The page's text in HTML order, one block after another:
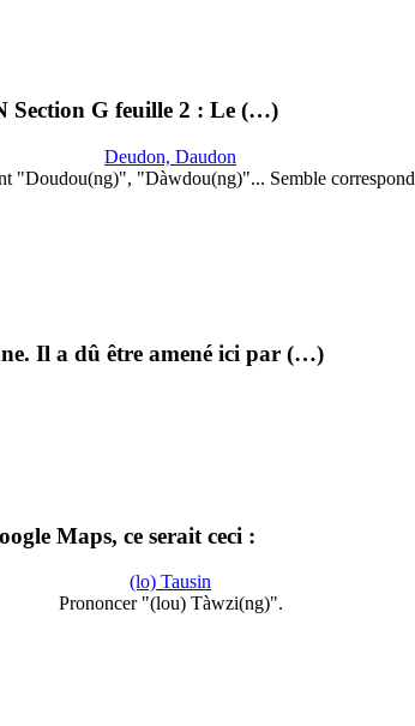
Section G feuille 2 : Le (…)
Deudon, Daudon
"Doudou(ng)", "Dàwdou(ng)"... Semble
Il a dû être amené ici par (…)
Maps, ce serait ceci :
(lo) Tausin
Prononcer "(lou) Tàwzi(ng)".